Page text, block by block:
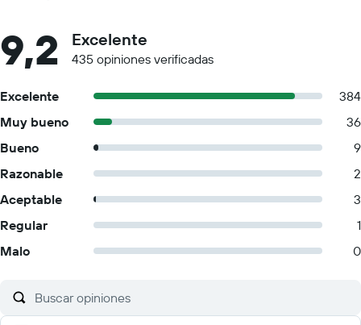
9,2 Excelente
435 opiniones verificadas
Excelente
384
Muy bueno
36
Bueno
9
Razonable
2
Aceptable
3
Regular
1
Malo
0